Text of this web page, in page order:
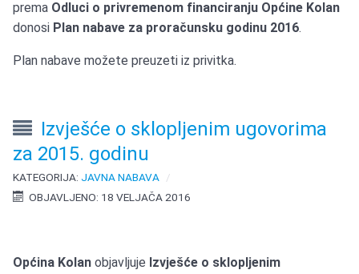
prema Odluci o privremenom financiranju Općine Kolan
donosi Plan nabave za proračunsku godinu 2016.
Plan nabave možete preuzeti iz privitka.
Izvješće o sklopljenim ugovorima
za 2015. godinu
KATEGORIJA: JAVNA NABAVA
OBJAVLJENO: 18 VELJAČA 2016
Općina Kolan objavljuje Izvješće o sklopljenim